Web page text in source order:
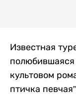
Известная
культовом
птичка